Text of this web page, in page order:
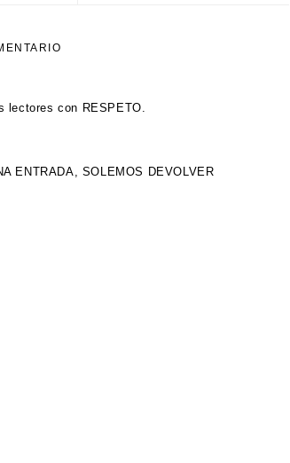
lectores con RESPETO.
ENTRADA, SOLEMOS DEVOLVER